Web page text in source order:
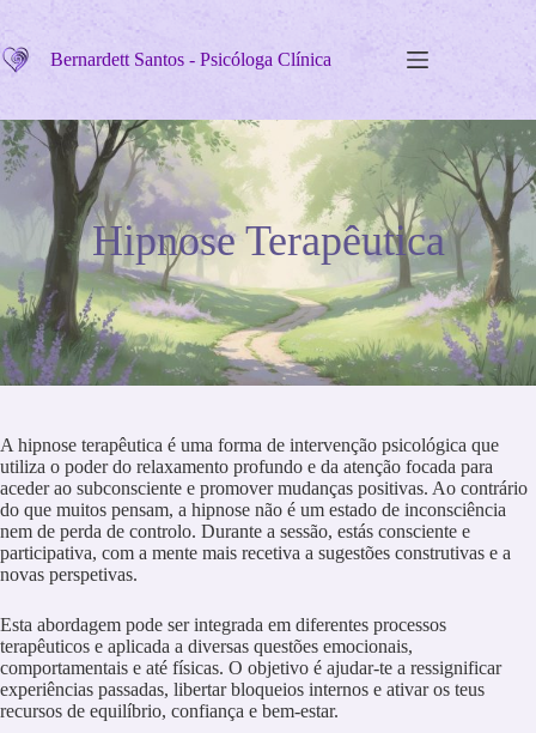
para
o
conteúdo
Bernardett Santos - Psicóloga Clínica
Hipnose Terapêutica
A hipnose terapêutica é uma forma de intervenção psicológica que
utiliza o poder do relaxamento profundo e da atenção focada para
aceder ao subconsciente e promover mudanças positivas. Ao contrário
do que muitos pensam, a hipnose não é um estado de inconsciência
nem de perda de controlo. Durante a sessão, estás consciente e
participativa, com a mente mais recetiva a sugestões construtivas e a
novas perspetivas.
Esta abordagem pode ser integrada em diferentes processos
terapêuticos e aplicada a diversas questões emocionais,
comportamentais e até físicas. O objetivo é ajudar-te a ressignificar
experiências passadas, libertar bloqueios internos e ativar os teus
recursos de equilíbrio, confiança e bem-estar.